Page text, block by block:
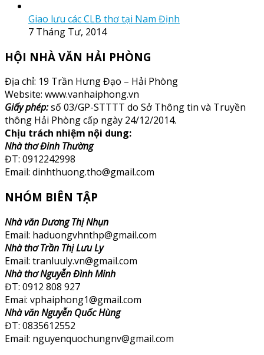
Giao lưu các CLB thơ tại Nam Định
7 Tháng Tư, 2014
HỘI NHÀ VĂN HẢI PHÒNG
Địa chỉ: 19 Trần Hưng Đạo – Hải Phòng
Website: www.vanhaiphong.vn
Giấy phép:số 03/GP-STTTT do Sở Thông tin và Truyền
thông Hải Phòng cấp ngày 24/12/2014.
Chịu trách nhiệm nội dung:
Nhà thơ Đinh Thường
ĐT: 0912242998
Email: dinhthuong.tho@gmail.com
NHÓM BIÊN TẬP
Nhà văn Dương Thị Nhụn
Email: haduongvhnthp@gmail.com
Nhà thơ Trần Thị Lưu Ly
Email: tranluuly.vn@gmail.com
Nhà thơ Nguyễn Đình Minh
ĐT: 0912 808 927
Emai: vphaiphong1@gmail.com
Nhà văn Nguyễn Quốc Hùng
ĐT: 0835612552
Email: nguyenquochungnv@gmail.com